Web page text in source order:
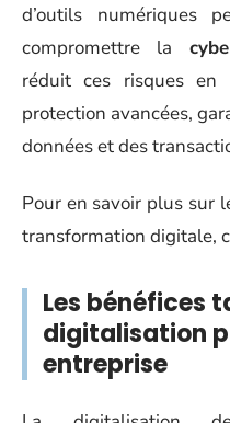
d’outils numériques
compromettre la
réduit ces risques en
protection avancées,
données et des
Pour en savoir plus sur
transformation digitale,
Les bénéfices
digitalisation
entreprise